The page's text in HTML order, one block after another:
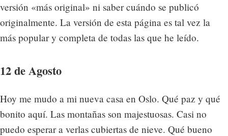
versión «más original» ni saber cuándo se publicó
originalmente. La versión de esta página es tal vez la
más popular y completa de todas las que he leído.
12 de Agosto
Hoy me mudo a mi nueva casa en Oslo. Qué paz y qué
bonito aquí. Las montañas son majestuosas. Casi no
puedo esperar a verlas cubiertas de nieve. Qué bueno